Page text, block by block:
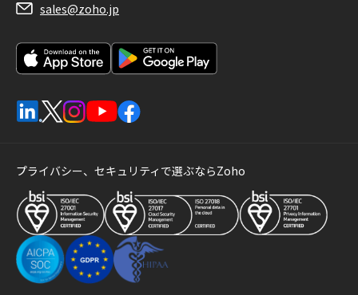
sales@zoho.jp
プライバシー、セキュリティで選ぶならZoho